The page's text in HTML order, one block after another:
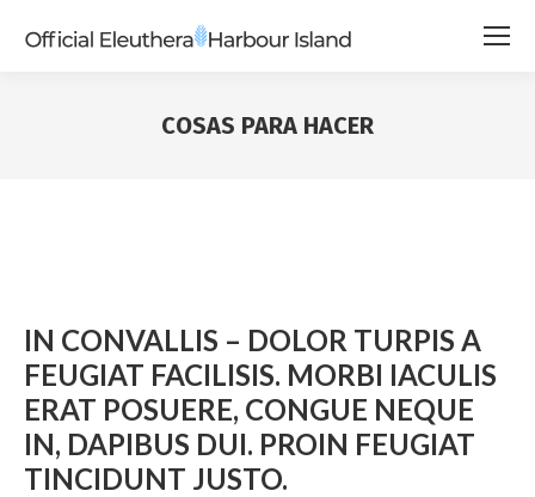
COSAS PARA HACER
IN CONVALLIS – DOLOR TURPIS A
FEUGIAT FACILISIS. MORBI IACULIS
ERAT POSUERE, CONGUE NEQUE
IN, DAPIBUS DUI. PROIN FEUGIAT
TINCIDUNT JUSTO.